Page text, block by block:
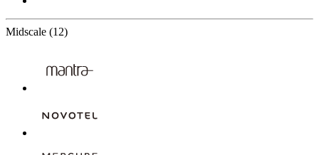
Midscale 12 Partners
(12)